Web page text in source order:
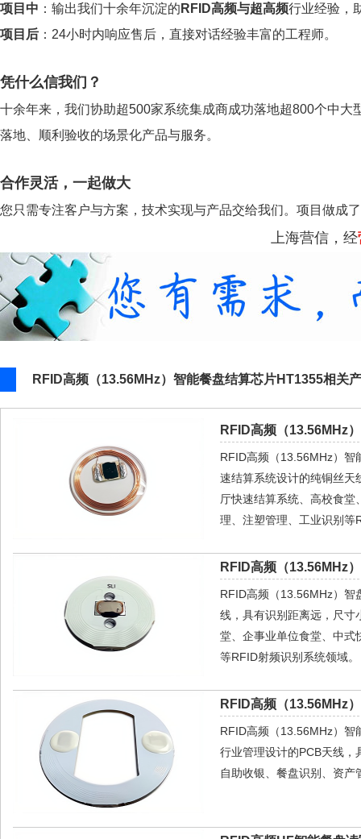
项目中 ：输出我们十余年沉淀的 RFID高频与超高频行业经验，
项目后 ：24小时内响应售后，直接对话经验丰富的工程师。
凭什么信我们？
十余年来，我们协助超500家系统集成商成功落地超800个中大
落地、顺利验收的场景化产品与服务。
合作灵活，一起做大
您只需专注客户与方案，技术实现与产品交给我们。项目做成
上海营信，经
RFID高频（13.56MHz）智能餐盘结算芯片HT1355相关
RFID高频（13.56MHz
RFID高频（13.56MHz）智
速结算系统设计的纯铜丝天
厅快速结算系统、高校食
理、注塑管理、工业识别等
RFID高频（13.56MHz
RFID高频（13.56MHz）智
线，具有识别距离远，尺寸
堂、企事业单位食堂、中式
等RFID射频识别系统领域。
RFID高频（13.56MHz
RFID高频（13.56MHz）智
行业管理设计的PCB天线，
自助收银、餐盘识别、资